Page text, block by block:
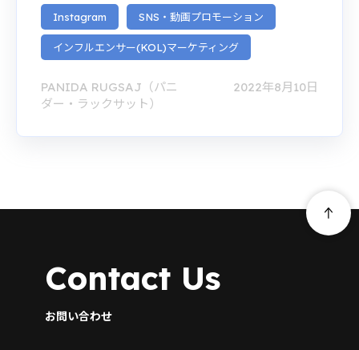
Instagram SNS・動画プロモーション
インフルエンサー(KOL)マーケティング
PANIDA RUGSAJ（パニ
ダー・ラックサット）
2022年8月10日
Contact Us
お問い合わせ